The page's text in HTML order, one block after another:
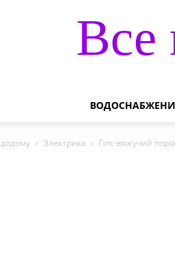
Все
додому Электрика Гіпс-вяжучий